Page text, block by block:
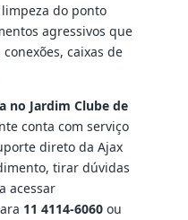
do ponto
agressivos que
caixas de
no Jardim Clube de
conta com serviço
direto da Ajax
tirar dúvidas
acessar
11 4114-6060ou